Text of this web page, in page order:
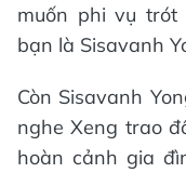
muốn phi vụ trót
bạn là Sisavanh
Còn Sisavanh
nghe Xeng trao
hoàn cảnh gia